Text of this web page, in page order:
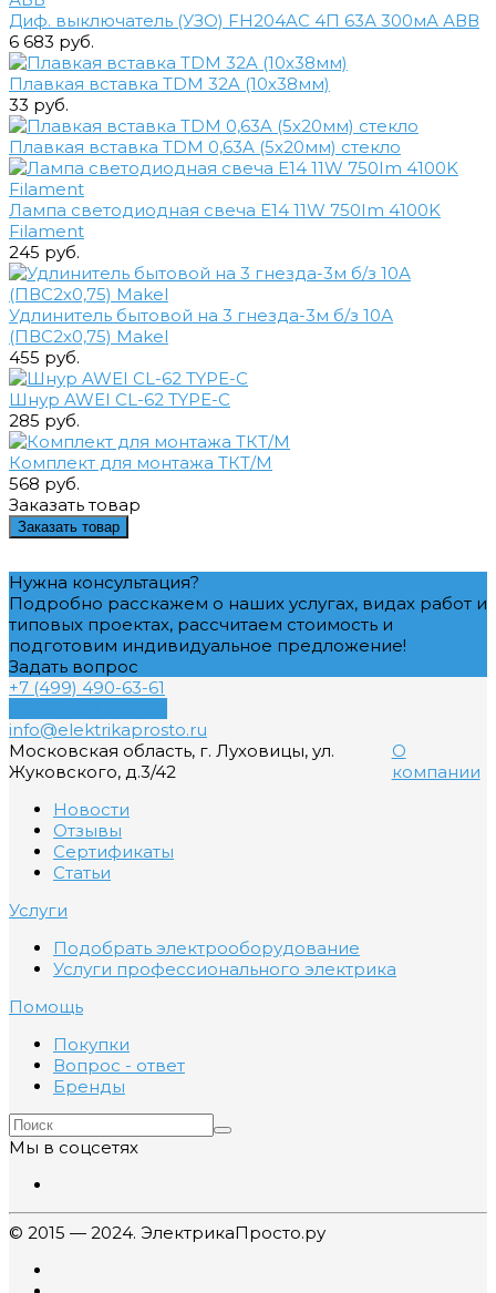
Диф. выключатель (УЗО) FH204AC 4П 63А 300мА АВВ
6 683 руб.
Плавкая вставка TDM 32A (10х38мм)
33 руб.
Плавкая вставка TDM 0,63A (5х20мм) стекло
Лампа светодиодная свеча Е14 11W 750Im 4100K
Filament
245 руб.
Удлинитель бытовой на 3 гнезда-3м б/з 10А
(ПВС2х0,75) Makel
455 руб.
Шнур AWEI CL-62 TYPE-C
285 руб.
Комплект для монтажа ТКТ/М
568 руб.
Заказать товар
Заказать товар
Нужна консультация?
Подробно расскажем о наших услугах, видах работ и
типовых проектах, рассчитаем стоимость и
подготовим индивидуальное предложение!
Задать вопрос
+7 (499) 490-63-61
info@elektrikaprosto.ru
Московская область, г. Луховицы, ул.
Жуковского, д.3/42
О
компании
Новости
Отзывы
Сертификаты
Статьи
Услуги
Подобрать электрооборудование
Услуги профессионального электрика
Помощь
Покупки
Вопрос - ответ
Бренды
Мы в соцсетях
© 2015 — 2024. ЭлектрикаПросто.ру